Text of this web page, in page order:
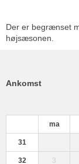
Der er begrænset
højsæsonen.
Ankomst
ma
31
32 3